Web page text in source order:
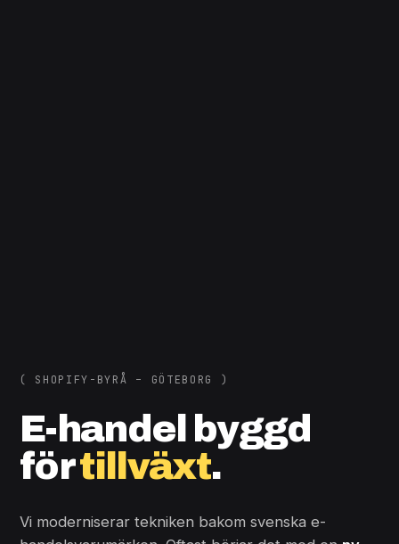
( SHOPIFY-BYRÅ – GÖTEBORG )
E-handel byggd
förtillväxt.
Vi moderniserar tekniken bakom svenska e-